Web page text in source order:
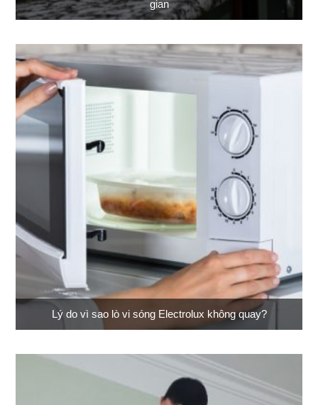
gian
Lý do vì sao lò vi sóng Electrolux không quay?